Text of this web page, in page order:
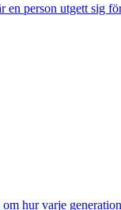
person utgett sig
hur varje